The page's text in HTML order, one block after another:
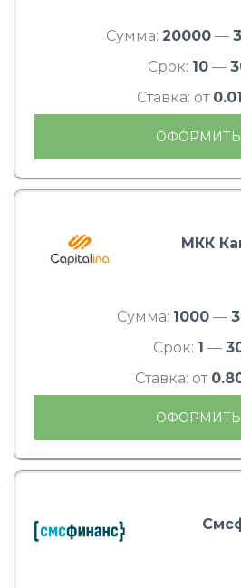
Сумма: 20000—
Срок: 10 —
Ставка: от
ОФОРМИТЬ
МКК
Сумма: 1000 —
Срок: 1 —
Ставка: от
ОФОРМИТЬ